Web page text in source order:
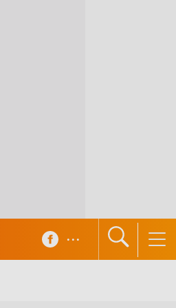
...